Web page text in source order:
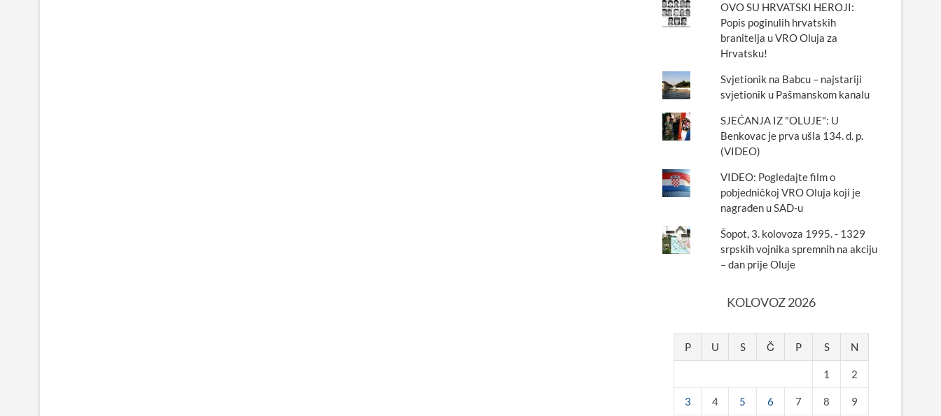
OVO SU HRVATSKI HEROJI:
Popis poginulih hrvatskih
branitelja u VRO Oluja za
Hrvatsku!
Svjetionik na Babcu – najstariji
svjetionik u Pašmanskom kanalu
SJEĆANJA IZ "OLUJE": U
Benkovac je prva ušla 134. d. p.
(VIDEO)
VIDEO: Pogledajte film o
pobjedničkoj VRO Oluja koji je
nagrađen u SAD-u
Šopot, 3. kolovoza 1995. - 1329
srpskih vojnika spremnih na akciju
– dan prije Oluje
KOLOVOZ 2026
P U S Č P S N
1 2
3 4 5 6 7 8 9